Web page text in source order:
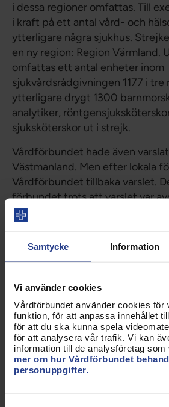
Samtycke Information
Vi använder cookies
Vårdförbundet använder cookies för
funktion, för att anpassa innehållet
för att du ska kunna spela
för att analysera vår trafik. Vi kan
information till de analysföretag som
mer om hur Vårdförbundet
personuppgifter.
i dessa regioner omfattas. Till
i kraft på ett antal vård- och
ytterligare några sjukhus.
en ny region: Region Värmland.
omfattas ett antal enheter inom
sjukvårdsrådgivningen 1177 i
ytterligare drygt 1300
analytiker,
sjuksköterskor ut i strejk.
Vårdförbundet hade även
Västmanland. Men efter lokala
Vårdförbundet tillbaka varslet.
förbundet trots att varslet var
60 personer på fyra
att dessa ca 60 sjuksköterskor
av stridsåtgärder utan att det
– Det som hänt i Västmanland
tecken när sjukvården är så
sjuksköterskor inte kan utöva
rättigheter. Det bekräftar bara
underbemannad att
strejka för att långsiktigt rädda